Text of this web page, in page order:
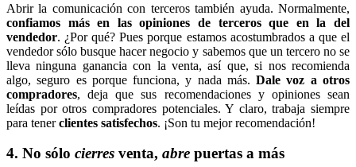
Abrir la comunicación con terceros también ayuda. Normalmente,
confiamos más en las opiniones de terceros que en la del
vendedor. ¿Por qué? Pues porque estamos acostumbrados a que el
vendedor sólo busque hacer negocio y sabemos que un tercero no se
lleva ninguna ganancia con la venta, así que, si nos recomienda
algo, seguro es porque funciona, y nada más.Dale voz a otros
compradores, deja que sus recomendaciones y opiniones sean
leídas por otros compradores potenciales. Y claro, trabaja siempre
para tenerclientes satisfechos. ¡Son tu mejor recomendación!
4. No sólo cierres venta, abre puertas a más